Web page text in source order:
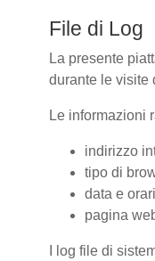
File di Log
La presente
durante le visite
Le informazioni
indirizzo
tipo di
data e
pagina
I log file di